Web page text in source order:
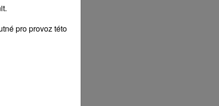
pro provoz této